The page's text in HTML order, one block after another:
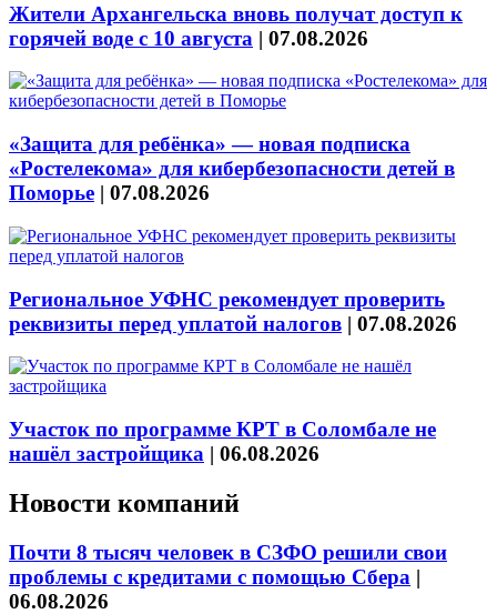
Жители Архангельска вновь получат доступ к
горячей воде с 10 августа | 07.08.2026
«Защита для ребёнка» — новая подписка
«Ростелекома» для кибербезопасности детей в
Поморье | 07.08.2026
Региональное УФНС рекомендует проверить
реквизиты перед уплатой налогов | 07.08.2026
Участок по программе КРТ в Соломбале не
нашёл застройщика | 06.08.2026
Новости компаний
Почти 8 тысяч человек в СЗФО решили свои
проблемы с кредитами с помощью Сбера |
06.08.2026